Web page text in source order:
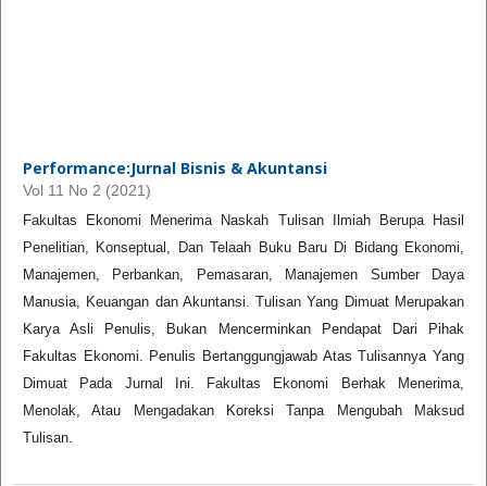
Performance:Jurnal Bisnis & Akuntansi
Vol 11 No 2 (2021)
Fakultas Ekonomi Menerima Naskah Tulisan Ilmiah Berupa Hasil
Penelitian, Konseptual, Dan Telaah Buku Baru Di Bidang Ekonomi,
Manajemen, Perbankan, Pemasaran, Manajemen Sumber Daya
Manusia, Keuangan dan Akuntansi. Tulisan Yang Dimuat Merupakan
Karya Asli Penulis, Bukan Mencerminkan Pendapat Dari Pihak
Fakultas Ekonomi. Penulis Bertanggungjawab Atas Tulisannya Yang
Dimuat Pada Jurnal Ini. Fakultas Ekonomi Berhak Menerima,
Menolak, Atau Mengadakan Koreksi Tanpa Mengubah Maksud
Tulisan.